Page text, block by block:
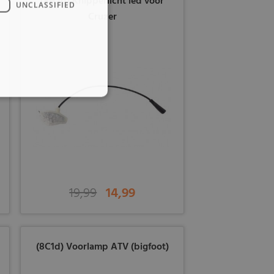
Cruzer
19,99 14,99
(8C1d) Voorlamp ATV (bigfoot)
UNCLASSIFIED